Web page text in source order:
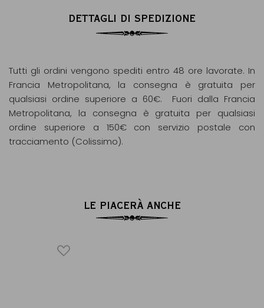
DETTAGLI DI SPEDIZIONE
Tutti gli ordini vengono spediti entro 48 ore lavorate. In
Francia Metropolitana, la consegna è gratuita per
qualsiasi ordine superiore a 60€. Fuori dalla Francia
Metropolitana, la consegna è gratuita per qualsiasi
ordine superiore a 150€ con servizio postale con
tracciamento (Colissimo).
LE PIACERÀ ANCHE